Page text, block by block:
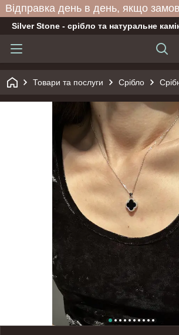
Відправка день в день, якщо
Silver Stone - срібло та натуральне
Товари та послуги Срібло